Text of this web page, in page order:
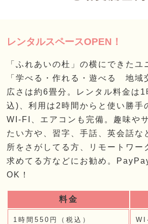
レンタルスペースOPEN！
「ふれあいの杜」の横にできたユ
「学べる・作れる・遊べる 地域
広さは約6畳分。レンタル料金は
込)、利用は2時間からと使い勝手
WI-FI、エアコンも完備。趣味や
たい方や、習字、手話、英会話な
所をさがしてる方、リモートワー
求めてる方などにお勧め。
OK！
料金
1時間550円（税込）